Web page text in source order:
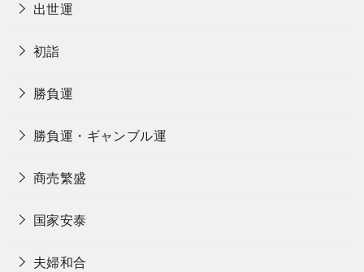
出世運
初詣
勝負運
勝負運・ギャンブル運
商売繁盛
国家安泰
夫婦和合